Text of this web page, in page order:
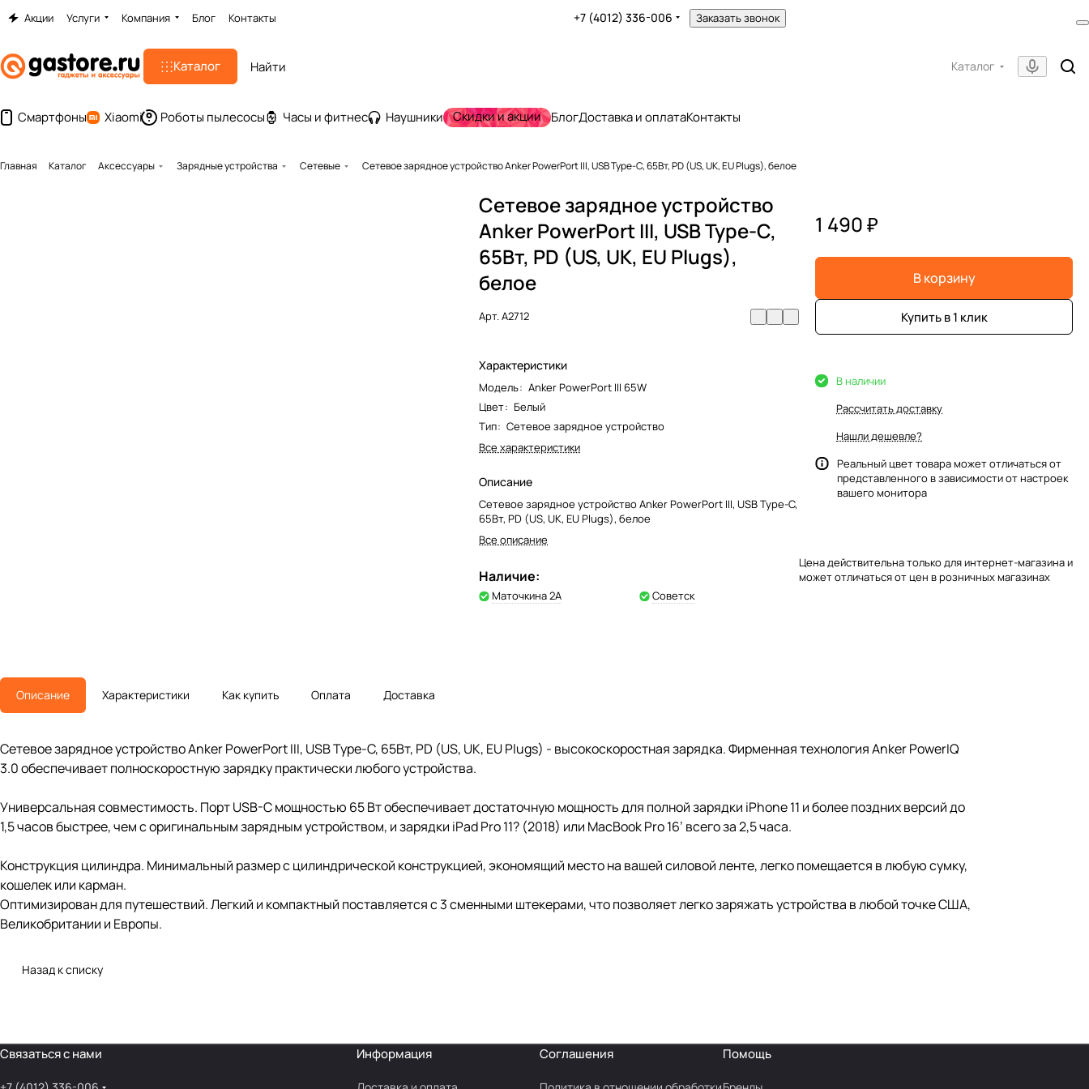
Акции Услуги Компания Блог Контакты +7 (4012) 336-006 Заказать звонок
Каталог Каталог
Смартфоны Xiaomi Роботы пылесосы Часы и фитнес Наушники Скидки и акции БлогДоставка и оплатаКонтакты
Главная Каталог Аксессуары Зарядные устройства Сетевые Сетевое зарядное устройство Anker PowerPort III, USB Type-C, 65Вт, PD (US, UK, EU Plugs), белое
Сетевое зарядное устройство
Anker PowerPort III, USB Type-C,
65Вт, PD (US, UK, EU Plugs),
белое
Арт.A2712
Характеристики
Модель: Anker PowerPort III 65W
Цвет: Белый
Тип: Сетевое зарядное устройство
Все характеристики
Описание
Сетевое зарядное устройство Anker PowerPort III, USB Type-C,
65Вт, PD (US, UK, EU Plugs), белое
Все описание
Наличие:
Маточкина 2А Советск
1 490 ₽
В корзину
Купить в 1 клик
В наличии
Рассчитать доставку
Нашли дешевле?
Реальный цвет товара может отличаться от
представленного в зависимости от настроек
вашего монитора
Цена действительна только для интернет-магазина и
может отличаться от цен в розничных магазинах
Описание Характеристики Как купить Оплата Доставка
Сетевое зарядное устройство Anker PowerPort III, USB Type-C, 65Вт, PD (US, UK, EU Plugs) - высокоскоростная зарядка. Фирменная технология Anker PowerIQ
3.0 обеспечивает полноскоростную зарядку практически любого устройства.
Универсальная совместимость. Порт USB-C мощностью 65 Вт обеспечивает достаточную мощность для полной зарядки iPhone 11 и более поздних версий до
1,5 часов быстрее, чем с оригинальным зарядным устройством, и зарядки iPad Pro 11? (2018) или MacBook Pro 16’ всего за 2,5 часа.
Конструкция цилиндра. Минимальный размер с цилиндрической конструкцией, экономящий место на вашей силовой ленте, легко помещается в любую сумку,
кошелек или карман.
Оптимизирован для путешествий. Легкий и компактный поставляется с 3 сменными штекерами, что позволяет легко заряжать устройства в любой точке США,
Великобритании и Европы.
Назад к списку
Связаться с нами Информация Соглашения Помощь